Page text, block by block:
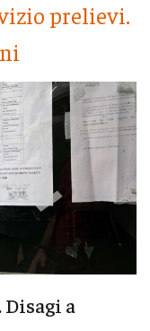
prelievi.
a